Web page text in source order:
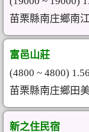
苗栗縣南庄鄉南
富邑山莊
(4800 ~ 4800)
苗栗縣南庄鄉田
新之住民宿